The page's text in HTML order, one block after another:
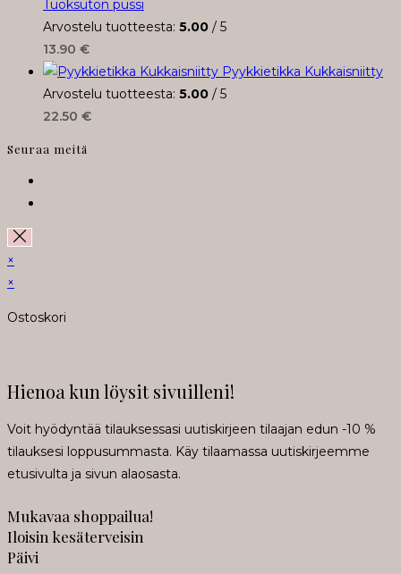
Tuoksuton pussi
Arvostelu tuotteesta: 5.00 / 5
13.90 €
Pyykkietikka Kukkaisniitty
Arvostelu tuotteesta: 5.00 / 5
22.50 €
Seuraa meitä
×
×
Ostoskori
Hienoa kun löysit sivuilleni!
Voit hyödyntää tilauksessasi uutiskirjeen tilaajan edun -10 %
tilauksesi loppusummasta. Käy tilaamassa uutiskirjeemme
etusivulta ja sivun alaosasta.
Mukavaa shoppailua!
Iloisin kesäterveisin
Päivi